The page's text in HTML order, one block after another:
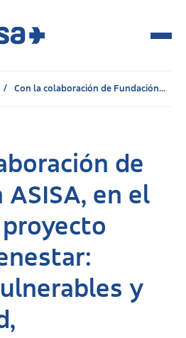
Con la colaboración de Fundación...
de
en el
y